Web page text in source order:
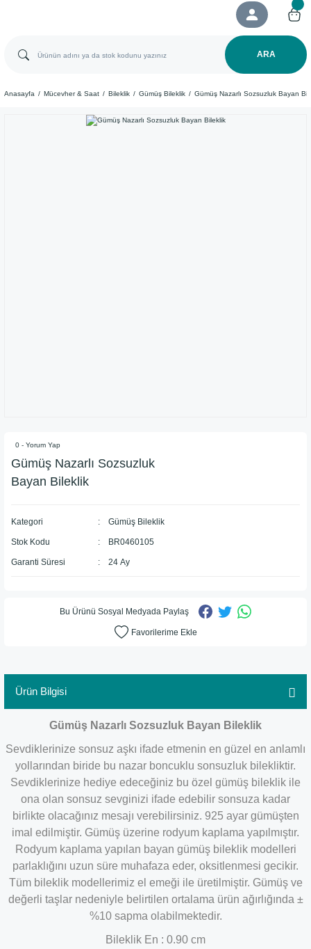
ARA
Anasayfa Mücevher & Saat Bileklik Gümüş Bileklik Gümüş Nazarlı Sozsuzluk Bayan
0 - Yorum Yap
Gümüş Nazarlı Sozsuzluk
Bayan Bileklik
Kategori Gümüş Bileklik
Stok Kodu BR0460105
Garanti Süresi 24 Ay
Bu Ürünü Sosyal Medyada Paylaş
Ürün Bilgisi
Gümüş Nazarlı Sozsuzluk Bayan Bileklik
Sevdiklerinize sonsuz aşkı ifade etmenin en güzel en anlamlı
yollarından biride bu nazar boncuklu sonsuzluk bilekliktir.
Sevdiklerinize hediye edeceğiniz bu özel gümüş bileklik ile
ona olan sonsuz sevginizi ifade edebilir sonsuza kadar
birlikte olacağınız mesajı verebilirsiniz. 925 ayar gümüşten
imal edilmiştir. Gümüş üzerine rodyum kaplama yapılmıştır.
Rodyum kaplama yapılan bayan gümüş bileklik modelleri
parlaklığını uzun süre muhafaza eder, oksitlenmesi gecikir.
Tüm bileklik modellerimiz el emeği ile üretilmiştir. Gümüş ve
değerli taşlar nedeniyle belirtilen ortalama ürün ağırlığında ±
%10 sapma olabilmektedir.
Bileklik En : 0.90 cm